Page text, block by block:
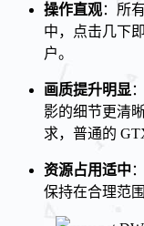
操作直观：所
中，点击几下
户。
画质提升明显
影的细节更清
求，普通的
资源占用适中
保持在合理范